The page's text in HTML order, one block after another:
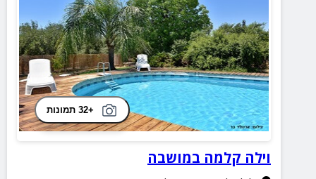
+32 תמונות
וילה קלמה במושבה